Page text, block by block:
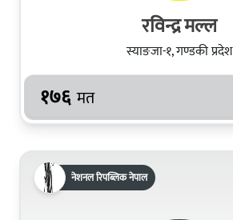
रविन्द्र मल्ल
स्याङजा-१, गण्डकी प्रदेश
१७६ मत
नेशनल रिपब्लिक नेपाल